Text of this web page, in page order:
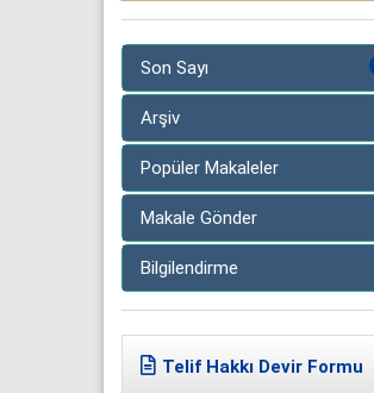
Son Sayı
Arşiv
Popüler Makaleler
Makale Gönder
Bilgilendirme
Telif Hakkı Devir Formu